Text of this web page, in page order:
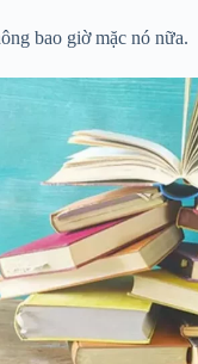
bao giờ mặc nó nữa.